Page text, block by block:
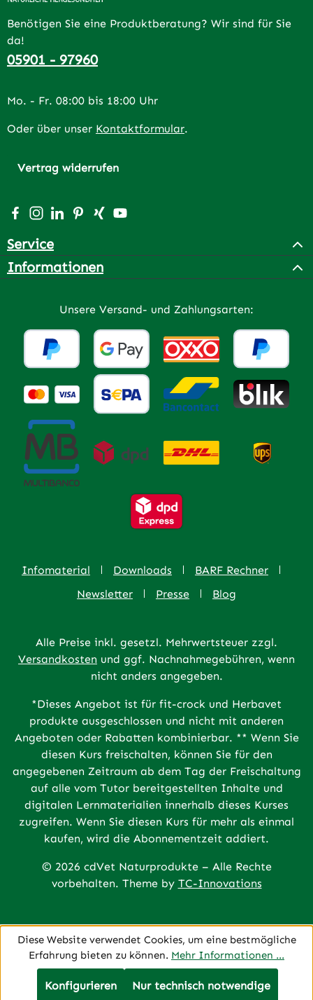
Benötigen Sie eine Produktberatung? Wir sind für Sie
da!
05901 - 97960
Mo. - Fr. 08:00 bis 18:00 Uhr
Oder über unser Kontaktformular.
Vertrag widerrufen
Besuche uns auf Facebook – öffnet in neuem Tab
Schau auf Instagram vorbei – öffnet in neuem Tab
Vernetze dich mit uns auf LinkedIn – öffnet in
Lass dich auf Pinterest inspirieren – öffnet
Vernetze dich mit uns auf Xing – öffnet
Sieh dir unsere Videos auf YouTube
Service
Informationen
Unsere Versand- und Zahlungsarten:
Infomaterial Downloads
BARF Rechner
Newsletter
Presse Blog
Alle Preise inkl. gesetzl. Mehrwertsteuer zzgl.
Versandkosten und ggf. Nachnahmegebühren, wenn
nicht anders angegeben.
*Dieses Angebot ist für fit-crock und Herbavet
produkte ausgeschlossen und nicht mit anderen
Angeboten oder Rabatten kombinierbar. ** Wenn Sie
diesen Kurs freischalten, können Sie für den
angegebenen Zeitraum ab dem Tag der Freischaltung
auf alle vom Tutor bereitgestellten Inhalte und
digitalen Lernmaterialien innerhalb dieses Kurses
zugreifen. Wenn Sie diesen Kurs für mehr als einmal
kaufen, wird die Abonnementzeit addiert.
© 2026 cdVet Naturprodukte – Alle Rechte
vorbehalten. Theme by TC-Innovations
Diese Website verwendet Cookies, um eine bestmögliche
Erfahrung bieten zu können. Mehr Informationen ...
Nur technisch notwendige
Konfigurieren